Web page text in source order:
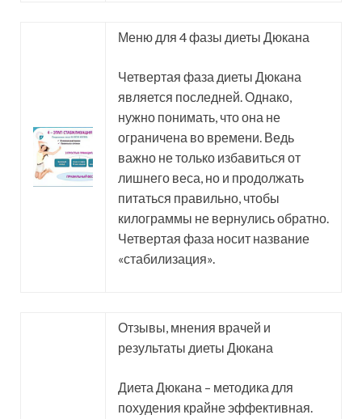
Меню для 4 фазы диеты Дюкана
Четвертая фаза диеты Дюкана
является последней. Однако,
нужно понимать, что она не
ограничена во времени. Ведь
важно не только избавиться от
лишнего веса, но и продолжать
питаться правильно, чтобы
килограммы не вернулись обратно.
Четвертая фаза носит название
«стабилизация».
Отзывы, мнения врачей и
результаты диеты Дюкана
Диета Дюкана – методика для
похудения крайне эффективная.